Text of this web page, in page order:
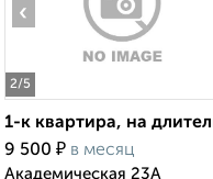
2/5
‹
1-к квартира, на
9 500 ₽ в месяц
Академическая 23А